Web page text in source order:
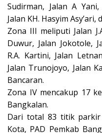
Sudirman, Jalan A
Jalan KH. Hasyim
Zona III meliputi Jalan
Duwur, Jalan Jokotole,
R.A. Kartini, Jalan
Jalan Trunojoyo, Jalan
Bancaran.
Zona IV mencakup 17
Bangkalan.
Dari total 83 titik parkir
Kota, PAD Pemkab